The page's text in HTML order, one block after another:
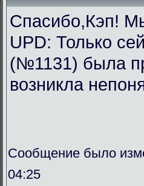
Спасибо,Кэп!
UPD: Только
(№1131) была
возникла
Сообщение было
04:25